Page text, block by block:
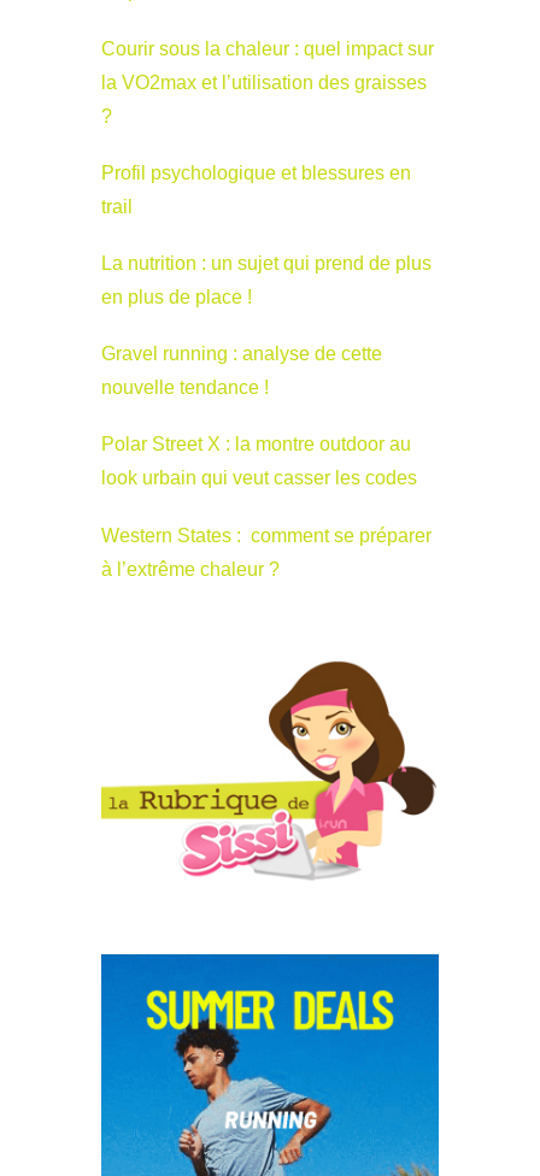
Courir sous la chaleur : quel impact sur
la VO2max et l’utilisation des graisses
?
Profil psychologique et blessures en
trail
La nutrition : un sujet qui prend de plus
en plus de place !
Gravel running : analyse de cette
nouvelle tendance !
Polar Street X : la montre outdoor au
look urbain qui veut casser les codes
Western States : comment se préparer
à l’extrême chaleur ?